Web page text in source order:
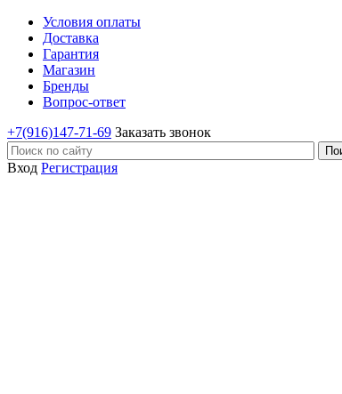
Условия оплаты
Доставка
Гарантия
Магазин
Бренды
Вопрос-ответ
+7(916)147-71-69 Заказать звонок
Вход Регистрация